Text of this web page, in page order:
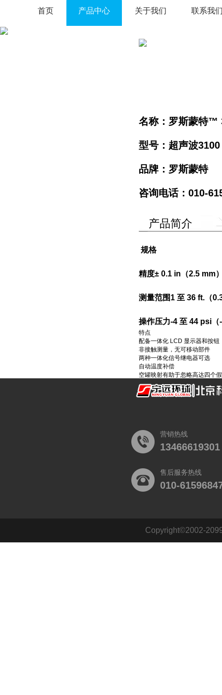
首页 产品中心 关于我们 联系我
名称：罗斯蒙特™
型号：超声波3100
品牌：罗斯蒙特
咨询电话：010-
产品简介
规格
精度± 0.1 in（2.5 mm
测量范围1 至 36 ft.（
操作压力-4 至 44 psi（
特点
配备一体化 LCD 显示器和按钮
非接触测量，无可移动部件
两种一体化信号继电器可选
自动温度补偿
空罐映射有助于忽略高达四个
营销热线
13466619301
售后服务热线
010-
Copyright©2002-